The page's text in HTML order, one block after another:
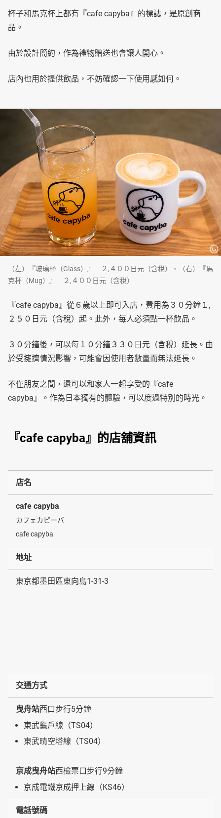
杯子和馬克杯上都有『cafe capyba』的標誌，是原創商
品。
由於設計簡約，作為禮物贈送也會讓人開心。
店內也用於提供飲品，不妨確認一下使用感如何。
（左）『玻璃杯（Glass）』 ２,４００日元（含稅）、（右）『馬
克杯（Mug）』 ２,４００日元（含稅）
『cafe capyba』從６歲以上即可入店，費用為３０分鐘１,
２５０日元（含稅）起。此外，每人必須點一杯飲品。
３０分鐘後，可以每１０分鐘３３０日元（含稅）延長。由
於受擁擠情況影響，可能會因使用者數量而無法延長。
不僅朋友之間，還可以和家人一起享受的『cafe
capyba』。作為日本獨有的體驗，可以度過特別的時光。
『cafe capyba』的店舖資訊
店名
cafe capyba
カフェカピーバ
cafe capyba
地址
東京都墨田區東向島1-31-3
交通方式
曳舟站西口步行5分鐘
東武龜戶線（TS04）
東武晴空塔線（TS04）
京成曳舟站西檢票口步行9分鐘
京成電鐵京成押上線（KS46）
電話號碼